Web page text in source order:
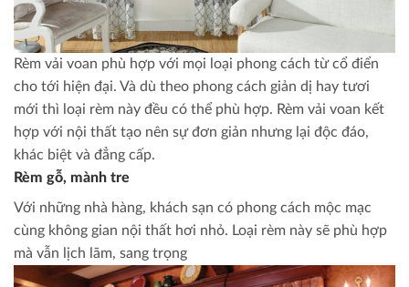
Rèm vải voan phù hợp với mọi loại phong cách từ cổ điển
cho tới hiện đại. Và dù theo phong cách giản dị hay tươi
mới thì loại rèm này đều có thể phù hợp. Rèm vải voan kết
hợp với nội thất tạo nên sự đơn giản nhưng lại độc đáo,
khác biệt và đẳng cấp.
Rèm gỗ, mành tre
Với những nhà hàng, khách sạn có phong cách mộc mạc
cùng không gian nội thất hơi nhỏ. Loại rèm này sẽ phù hợp
mà vẫn lịch lãm, sang trọng